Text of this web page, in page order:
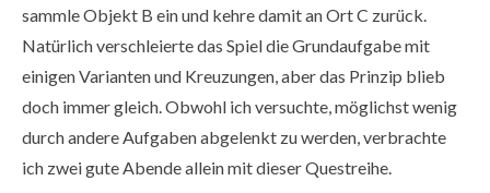
sammle Objekt B ein und kehre damit an Ort C zurück.
Natürlich verschleierte das Spiel die Grundaufgabe mit
einigen Varianten und Kreuzungen, aber das Prinzip blieb
doch immer gleich. Obwohl ich versuchte, möglichst wenig
durch andere Aufgaben abgelenkt zu werden, verbrachte
ich zwei gute Abende allein mit dieser Questreihe.